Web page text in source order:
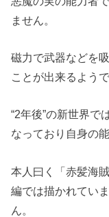
ません。
磁力で武器などを
ことが出来るようで
“2年後”の新世界で
なっており自身の
本人曰く「赤髪海
編では描かれてい
ん。